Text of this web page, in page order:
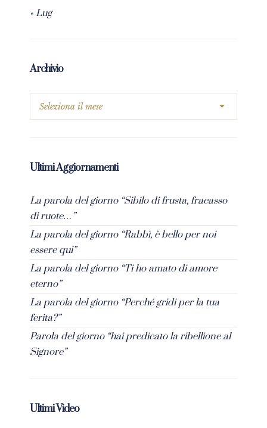
« Lug
Archivio
Ultimi Aggiornamenti
La parola del giorno “Sibilo di frusta, fracasso
di ruote…”
La parola del giorno “Rabbì, è bello per noi
essere qui”
La parola del giorno “Ti ho amato di amore
eterno”
La parola del giorno “Perché gridi per la tua
ferita?”
Parola del giorno “hai predicato la ribellione al
Signore”
Ultimi Video